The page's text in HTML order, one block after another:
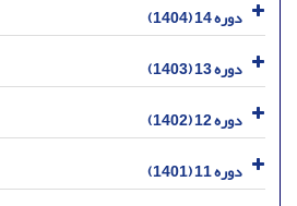
دوره 14 (1404)
دوره 13 (1403)
دوره 12 (1402)
دوره 11 (1401)